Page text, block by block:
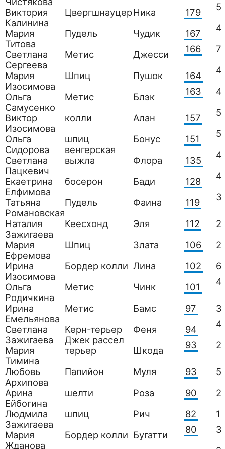
Виктория
ЦвергшнауцерНика 179
5
Калинина
Мария
Пудель Чудик 167
4
Титова
Светлана
Метис Джесси 166
7
Сергеева
Мария
Шпиц Пушок 164
4
Изосимова
Ольга
Метис Блэк 163
4
Самусенко
Виктор
колли Алан 157
5
Изосимова
Ольга
шпиц Бонус 151
5
Сидорова
Светлана
венгерская
выжла
Флора 135
4
Пацкевич
Екаетрина
босерон Бади 128
4
Елфимова
Татьяна
Пудель Фаина 119
3
Романовская
Наталия
Кеесхонд Эля 112
2
Зажигаева
Мария
Шпиц Злата 106
2
Ефремова
Ирина
Бордер колли Лина 102
6
Изосимова
Ольга
Метис Чинк 101
4
Родичкина
Ирина
Метис Бамс 97
3
Емельянова
Светлана
Керн-терьер Феня 94
4
Зажигаева
Мария
Джек рассел
терьер
Шкода 93
2
Тимина
Любовь
Папийон Муля 93
5
Архипова
Арина
шелти Роза 90
2
Ейбогина
Людмила
шпиц Рич 82
1
Зажигаева
Мария
Бордер колли Бугатти 80
3
Жданова